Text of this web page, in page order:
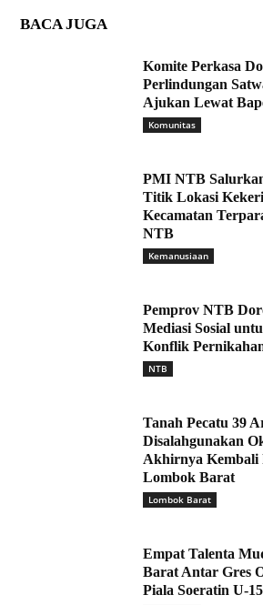
BACA JUGA
Komite Perkasa
Perlindungan
Ajukan Lewat
Komunitas
PMI NTB
Titik Lokasi
Kecamatan
NTB
Kemanusiaan
Pemprov NTB
Mediasi Sosial
Konflik
NTB
Tanah Pecatu 39
Disalahgunakan
Akhirnya Kembali
Lombok Barat
Lombok Barat
Empat Talenta
Barat Antar Gres
Piala Soeratin U-